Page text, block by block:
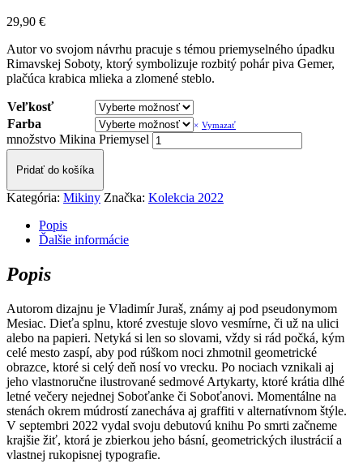
29,90 €
Autor vo svojom návrhu pracuje s témou priemyselného úpadku
Rimavskej Soboty, ktorý symbolizuje rozbitý pohár piva Gemer,
plačúca krabica mlieka a zlomené steblo.
Veľkosť
Farba
Vymazať
množstvo Mikina Priemysel
Pridať do košíka
Kategória: Mikiny Značka: Kolekcia 2022
Popis
Ďalšie informácie
Popis
Autorom dizajnu je Vladimír Juraš, známy aj pod pseudonymom
Mesiac. Dieťa splnu, ktoré zvestuje slovo vesmírne, či už na ulici
alebo na papieri. Netyká si len so slovami, vždy si rád počká, kým
celé mesto zaspí, aby pod rúškom noci zhmotnil geometrické
obrazce, ktoré si celý deň nosí vo vrecku. Po nociach vznikali aj
jeho vlastnoručne ilustrované sedmové Artykarty, ktoré krátia dlhé
letné večery nejednej Soboťanke či Soboťanovi. Momentálne na
stenách okrem múdrostí zanecháva aj graffiti v alternatívnom štýle.
V septembri 2022 vydal svoju debutovú knihu Po smrti začneme
krajšie žiť, ktorá je zbierkou jeho básní, geometrických ilustrácií a
vlastnej rukopisnej typografie.